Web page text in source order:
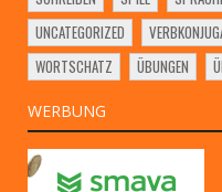
UNCATEGORIZED
WORTSCHATZ
ÜBUNGEN
WERBUNG